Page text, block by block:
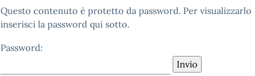
Questo contenuto è protetto da password. Per visualizzarlo
inserisci la password qui sotto.
Password: